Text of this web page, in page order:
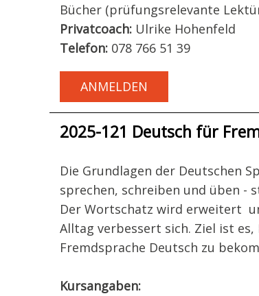
Bücher (prüfungsrelevante
Privatcoach: Ulrike Hohenfeld
Telefon: 078 766 51 39
ANMELDEN
2025-121 Deutsch für
Die Grundlagen der Deutschen
sprechen, schreiben und üben -
Der Wortschatz wird erweitert
Alltag verbessert sich. Ziel ist es,
Fremdsprache Deutsch zu
Kursangaben: